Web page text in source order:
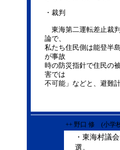
・裁判
東海第二運転差止裁
論で、
私たち住民側は能登半
が事故
時の防災指針で住民の
害では
不可能」などと、避難
++ 野口 修 (小
・東海村議
選。